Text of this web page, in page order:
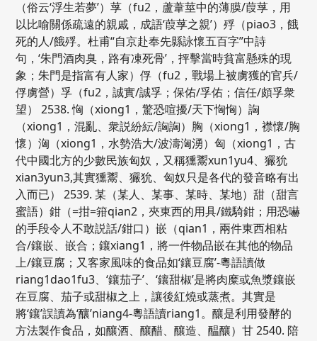
（俗云‘浮生若夢’）莩（fu2，蘆葦莖中的薄膜/葭莩，用
以比喻關係疏遠的親戚，成語‘葭莩之親’）殍（piao3，餓
死的人/餓殍。杜甫“自京赴奉先縣詠懷五百字”中詩
句，‘朱門酒肉臭，路有凍死骨’，抨擊當時貧富懸殊的現
象；朱門是指富有人家）俘（fu2，戰場上被虜獲的官兵/
俘虜營）孚（fu2，誠實/誠孚；保佑/孚佑；信任/頗孚衆
望） 2538. 恟（xiong1，驚恐喧擾/天下恟恟）詾
（xiong1，混亂、衆説紛紜/詾詾）胸（xiong1，襟懷/胸
懷）洶（xiong1，水勢浩大/波濤洶湧）匈（xiong1，古
代中國北方的少數民族匈奴，又稱獯鬻xun1yu4、玁狁
xian3yun3,其實獯鬻、玁狁、匈奴只是各代的發音略有出
入而已） 2539. 某（某人、某事、某時、某地）甜（甜言
蜜語）鉗（=拑=箝qian2，夾東西的用具/鐵騎鉗；用恐嚇
的手段令人不敢説話/鉗口）嵌（qian1，兩件東西相粘
合/鑲嵌、嵌合；鑲xiang1，將一件物品嵌在其他的物品
上/鑲豆腐；又客家風味的食品如‘鑲豆腐’-粵語讀做
riang1dao1fu3、‘鑲茄子’、‘鑲甜椒’是將肉糜或魚漿鑲嵌
在豆腐、茄子或甜椒之上，讓後紅燒或蒸煮。其實是
將‘鑲’誤讀為‘釀’niang4-粵語讀riang1。釀是利用發酵的
方法製作食品，如釀酒、釀醋、釀造、醖釀）甘 2540. 陪